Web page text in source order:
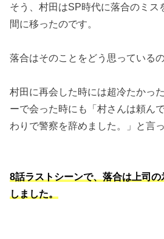
そう、村田はSP時代に落合のミス
間に移ったのです。
落合はそのことをどう思っている
村田に再会した時には超冷たかっ
ーで会った時にも「村さんは頼ん
わりで警察を辞めました。」と言
8話ラストシーンで、落合は上司
しました。